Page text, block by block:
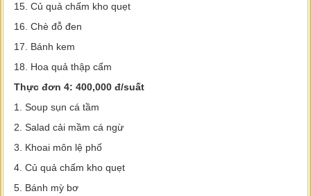
15. Củ quả chấm kho quẹt
16. Chè đỗ đen
17. Bánh kem
18. Hoa quả thập cẩm
Thực đơn 4: 400,000 đ/suất
1. Soup sụn cá tầm
2. Salad cải mầm cá ngừ
3. Khoai môn lệ phố
4. Củ quả chấm kho quẹt
5. Bánh mỳ bơ